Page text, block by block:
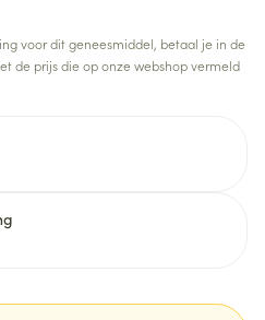
voor dit geneesmiddel, betaal je in de
de prijs die op onze webshop vermeld